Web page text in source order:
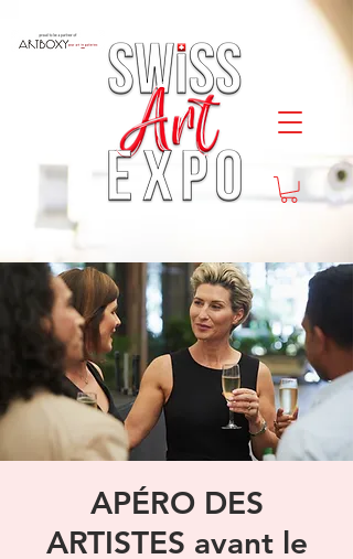
APÉRO DES
ARTISTES avant le